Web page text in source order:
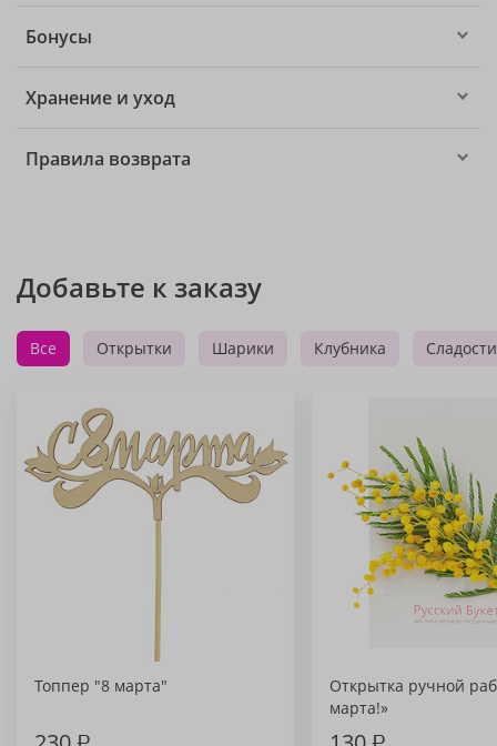
Бонусы
Хранение и уход
Правила возврата
Добавьте к заказу
Все Открытки Шарики Клубника Сладости
Топпер "8 марта"
Открытка ручной
марта!»